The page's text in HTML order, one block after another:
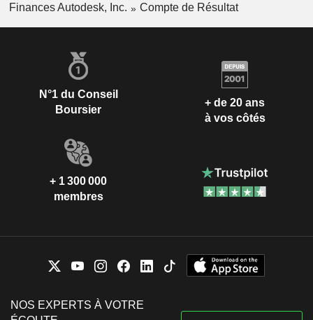
Finances Autodesk, Inc.
Compte de Résultat
N°1 du Conseil
Boursier
+ de 20 ans
à vos côtés
+ 1 300 000
membres
NOS EXPERTS À VOTRE